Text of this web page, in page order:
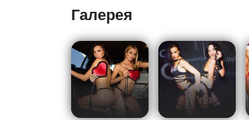
Галерея